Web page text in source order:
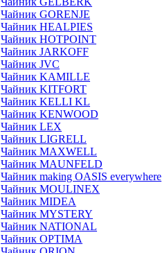
Чайник GORENJE
Чайник HEALPIES
Чайник HOTPOINT
Чайник JARKOFF
Чайник JVC
Чайник KAMILLE
Чайник KITFORT
Чайник KELLI KL
Чайник KENWOOD
Чайник LEX
Чайник LIGRELL
Чайник MAXWELL
Чайник MAUNFELD
Чайник making OASIS everywhere
Чайник MOULINEX
Чайник MIDEA
Чайник MYSTERY
Чайник NATIONAL
Чайник OPTIMA